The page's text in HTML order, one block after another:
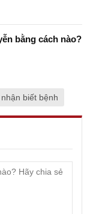
bằng cách nào?
biết bệnh